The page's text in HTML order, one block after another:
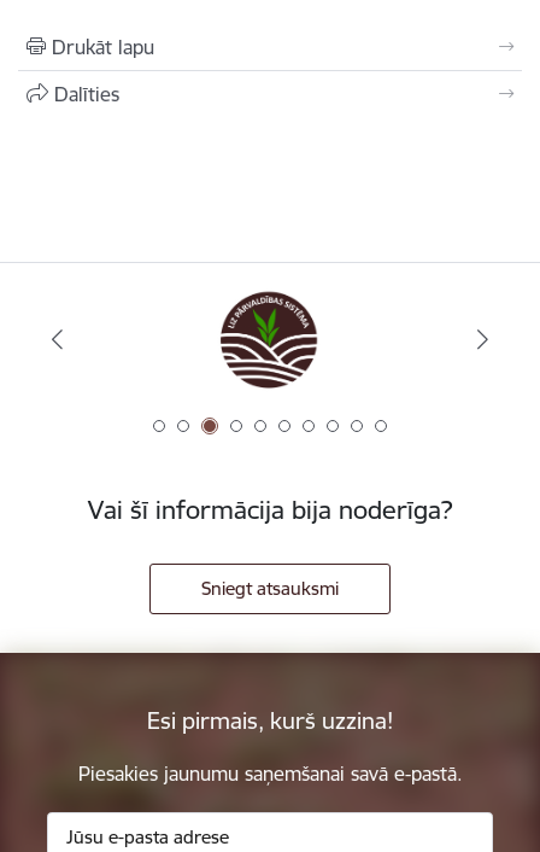
Drukāt lapu
Dalīties
Vai šī informācija bija noderīga?
Sniegt atsauksmi
Esi pirmais, kurš uzzina!
Piesakies jaunumu saņemšanai savā e-pastā.